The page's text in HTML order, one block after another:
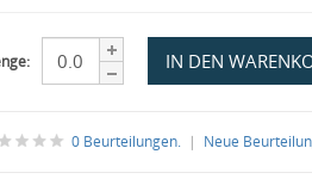
0 Beurteilungen.| Neue